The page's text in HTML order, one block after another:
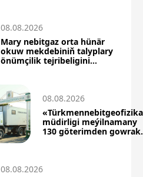
08.08.2026
Mary nebitgaz orta hünär
okuw mekdebiniň talyplary
önümçilik tejribeligini
08.08.2026
müdirligi meýilnamany
130 göterimden gowrak
08.08.2026